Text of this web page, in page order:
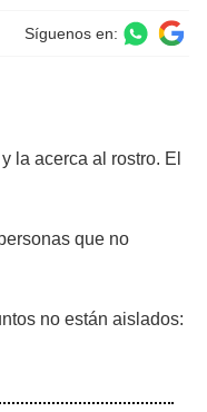
Síguenos en:
la acerca al rostro. El
que no
no están aislados: